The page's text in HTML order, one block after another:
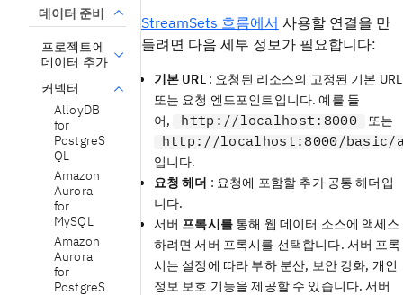
데이터 준비
프로젝트에
데이터 추가
커넥터
AlloyDB
for
PostgreS
QL
Amazon
Aurora
for
MySQL
Amazon
Aurora
for
PostgreS
StreamSets 흐름에서 사용할 연결을 만
들려면 다음 세부 정보가 필요합니다:
기본 URL: 요청된 리소스의 고정된 기본 URL
또는 요청 엔드포인트입니다. 예를 들
어,
http://localhost:8000 또는
http://localhost:8000/basic/
입니다.
요청 헤더 : 요청에 포함할 추가 공통 헤더입
니다.
서버 프록시를통해 웹 데이터 소스에 액세스
하려면 서버 프록시를 선택합니다. 서버 프록
시는 설정에 따라 부하 분산, 보안 강화, 개인
정보 보호 기능을 제공할 수 있습니다. 서버